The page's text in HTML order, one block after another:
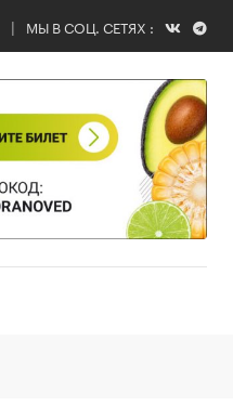
МЫ В СОЦ. СЕТЯХ :